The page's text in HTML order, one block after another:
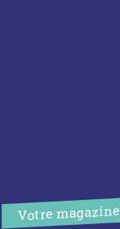
Votre magazine